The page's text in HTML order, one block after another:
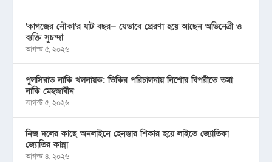
‘কাগজের নৌকা’র ষাট বছর— যেভাবে প্রেরণা হয়ে আছেন অভিনেত্রী ও
ব্যক্তি সুচন্দা
আগস্ট ৫, ২০২৬
পুলসিরাত নাকি খলনায়ক: ভিকির পরিচালনায় নিশোর বিপরীতে তমা
নাকি মেহজাবীন
আগস্ট ৫, ২০২৬
নিজ দলের কাছে অনলাইনে হেনস্তার শিকার হয়ে লাইভে জ্যোতিকা
জ্যোতির কান্না
আগস্ট ৪, ২০২৬